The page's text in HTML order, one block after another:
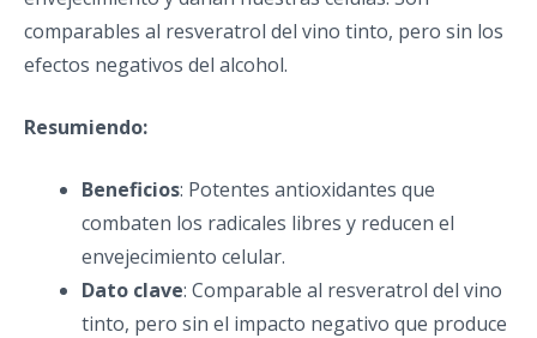
comparables al resveratrol del vino tinto, pero sin los
efectos negativos del alcohol.
Resumiendo:
Beneficios: Potentes antioxidantes que
combaten los radicales libres y reducen el
envejecimiento celular.
Dato clave: Comparable al resveratrol del vino
tinto, pero sin el impacto negativo que produce